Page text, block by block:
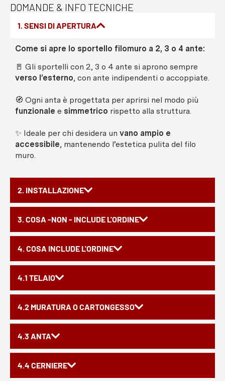
DOMANDE & INFO TECNICHE
1. SENSI DI APERTURA
2. INSTALLAZIONE
3. COSA -NON - INCLUDE L'ORDINE
4. COSA INCLUDE L'ORDINE
4.1 TELAIO
4.2 MURATURA O CARTONGESSO
4.3 ANTA
4.4 CERNIERE
Come si apre lo sportello filomuro a 2, 3 o 4 ante:
🚪 Gli sportelli con 2, 3 o 4 ante si aprono sempre
verso l’esterno, con ante indipendenti o accoppiate.
🧭 Ogni anta è progettata per aprirsi nel modo più
funzionale e simmetrico rispetto alla struttura.
✨ Ideale per chi desidera un vano ampio e
accessibile, mantenendo l’estetica pulita del filo
muro.